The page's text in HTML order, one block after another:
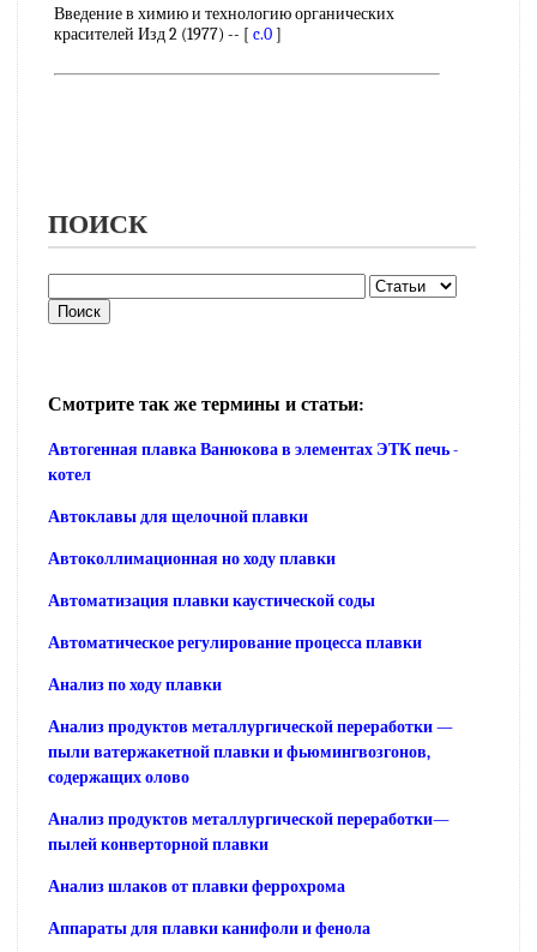
Введение в химию и технологию органических
красителей Изд 2 (1977) -- [ c.0]
ПОИСК
Смотрите так же термины и статьи:
Автогенная плавка Ванюкова в элементах ЭТК печь -
котел
Автоклавы для щелочной плавки
Автоколлимационная но ходу плавки
Автоматизация плавки каустической соды
Автоматическое регулирование процесса плавки
Анализ по ходу плавки
Анализ продуктов металлургической переработки —
пыли ватержакетной плавки и фьюмингвозгонов,
содержащих олово
Анализ продуктов металлургической переработки—
пылей конверторной плавки
Анализ шлаков от плавки феррохрома
Аппараты для плавки канифоли и фенола